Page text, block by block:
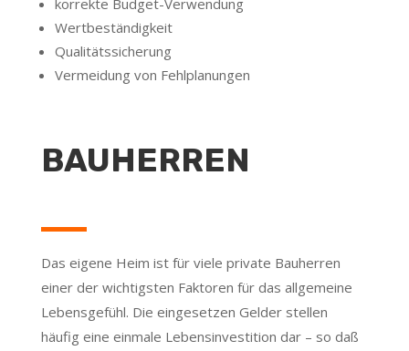
korrekte Budget-Verwendung
Wertbeständigkeit
Qualitätssicherung
Vermeidung von Fehlplanungen
BAUHERREN
Das eigene Heim ist für viele private Bauherren
einer der wichtigsten Faktoren für das allgemeine
Lebensgefühl. Die eingesetzen Gelder stellen
häufig eine einmale Lebensinvestition dar – so daß